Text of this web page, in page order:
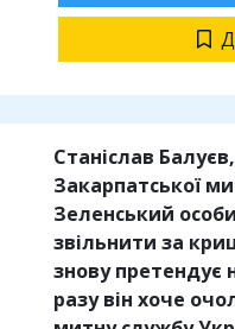
Станіслав
Закарпатської
Зеленський
звільнити за
знову претендує
разу він хоче